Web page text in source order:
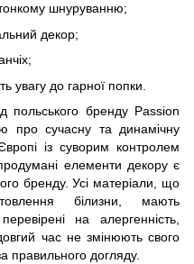
шнуруванню;
декор;
увагу до гарної попки.
польського бренду Passion
про сучасну та динамічну
із суворим контролем
елементи декору є
бренду. Усі матеріали, що
білизни, мають
на алергенність,
час не змінюють свого
правильного догляду.